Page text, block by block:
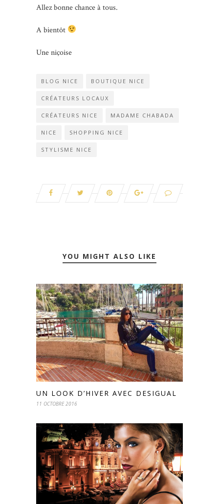
Allez bonne chance à tous.
A bientôt
Une niçoise
BLOG NICE BOUTIQUE NICE
CRÉATEURS LOCAUX
CRÉATEURS NICE MADAME CHABADA
NICE SHOPPING NICE
STYLISME NICE
YOU MIGHT ALSO LIKE
UN LOOK D’HIVER AVEC DESIGUAL
11 OCTOBRE 2016